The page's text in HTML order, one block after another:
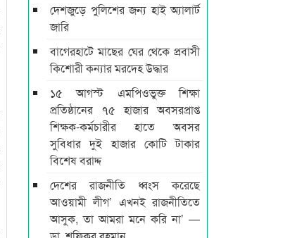
দেশজুড়ে পুলিশের জন্য হাই অ্যালার্ট
জারি
বাগেরহাটে মাছের ঘের থেকে প্রবাসী
কিশোরী কন্যার মরদেহ উদ্ধার
১৫ আগস্ট এমপিওভুক্ত শিক্ষা
প্রতিষ্ঠানের ৭৫ হাজার অবসরপ্রাপ্ত
শিক্ষক-কর্মচারীর হাতে অবসর
সুবিধার দুই হাজার কোটি টাকার
বিশেষ বরাদ্দ
দেশের রাজনীতি ধ্বংস করেছে
আওয়ামী লীগ’ এখনই রাজনীতিতে
আসুক, তা আমরা মনে করি না’ —